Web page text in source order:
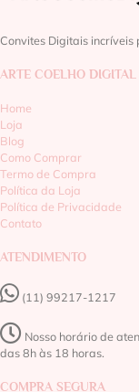
Convites Digitais
ARTE COELHO DIGITAL
Home
Loja
Blog
Como Comprar
Termo de Compra
Política da Loja
Política de Privacidade
Contato
ATENDIMENTO
(11) 99217-1217‬
Nosso horário de
das 8h às 18 horas.
COMPRA SEGURA